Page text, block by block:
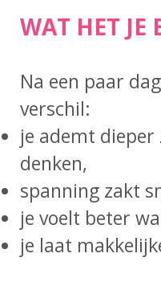
WAT HET JE
Na een paar
verschil:
je ademt
denken,
spanning zakt
je voelt beter
je laat